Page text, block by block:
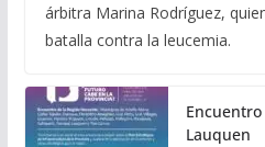
árbitra Marina Rodríguez,
batalla contra la leucemia.
Lauquen